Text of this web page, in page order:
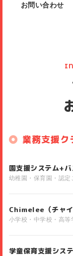
お問い合わせ
業務支援ク
園支援システム+
幼稚園・保育園・認定
Chimelee（チャイ
小学校・中学校・高等
学童保育支援シス